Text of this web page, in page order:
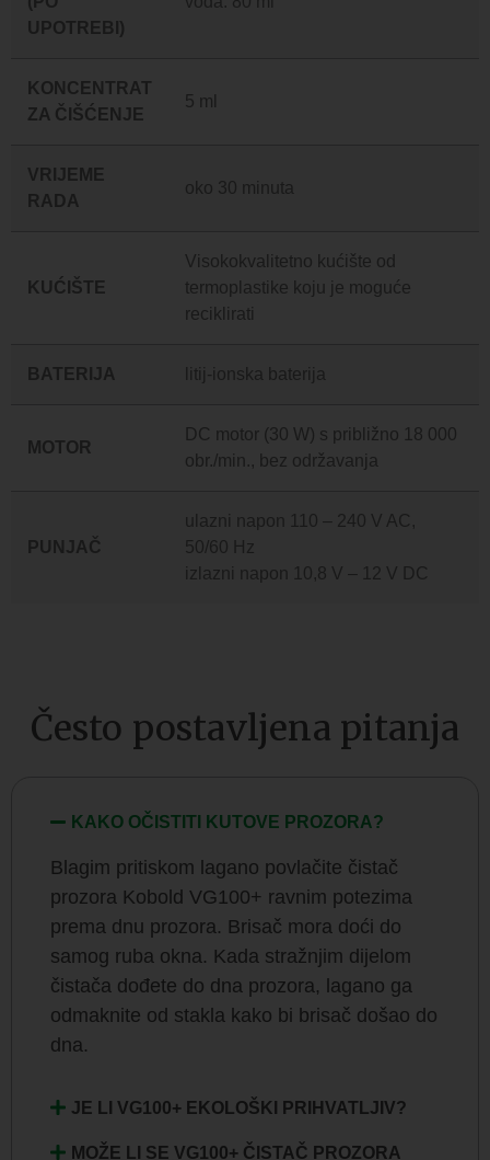
UPOTREBI)
KONCENTRAT
ZA ČIŠĆENJE
5 ml
VRIJEME
RADA
oko 30 minuta
KUĆIŠTE
Visokokvalitetno kućište od
termoplastike koju je moguće
reciklirati
BATERIJA litij-ionska baterija
MOTOR
DC motor (30 W) s približno 18 000
obr./min., bez održavanja
PUNJAČ
ulazni napon 110 – 240 V AC,
50/60 Hz
izlazni napon 10,8 V – 12 V DC
Često postavljena pitanja
KAKO OČISTITI KUTOVE PROZORA?
Blagim pritiskom lagano povlačite čistač
prozora Kobold VG100+ ravnim potezima
prema dnu prozora. Brisač mora doći do
samog ruba okna. Kada stražnjim dijelom
čistača dođete do dna prozora, lagano ga
odmaknite od stakla kako bi brisač došao do
dna.
JE LI VG100+ EKOLOŠKI PRIHVATLJIV?
MOŽE LI SE VG100+ ČISTAČ PROZORA